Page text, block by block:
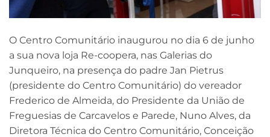
O Centro Comunitário inaugurou no dia 6 de junho
a sua nova loja Re-coopera, nas Galerias do
Junqueiro, na presença do padre Jan Pietrus
(presidente do Centro Comunitário) do vereador
Frederico de Almeida, do Presidente da União de
Freguesias de Carcavelos e Parede, Nuno Alves, da
Diretora Técnica do Centro Comunitário, Conceição